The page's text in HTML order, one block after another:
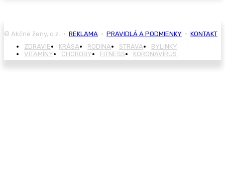
© Akčné ženy, o.z. • REKLAMA • PRAVIDLÁ A PODMIENKY • KONTAKT
ZDRAVIE
KRÁSA RODINA STRAVA
BYLINKY
VITAMÍNY
CHOROBY FITNESS KORONAVÍRUS